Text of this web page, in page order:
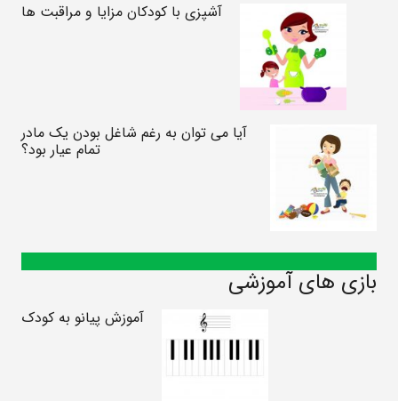
آشپزی با کودکان مزایا و مراقبت ها
آیا می توان به رغم شاغل بودن یک مادر
تمام عیار بود؟
بازی های آموزشی
آموزش پیانو به کودک